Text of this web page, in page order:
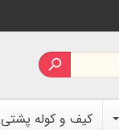

کیف و کوله پشتی